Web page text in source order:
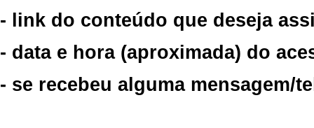
- link do conteúdo que deseja
- data e hora (aproximada) do
- se recebeu alguma mensagem/